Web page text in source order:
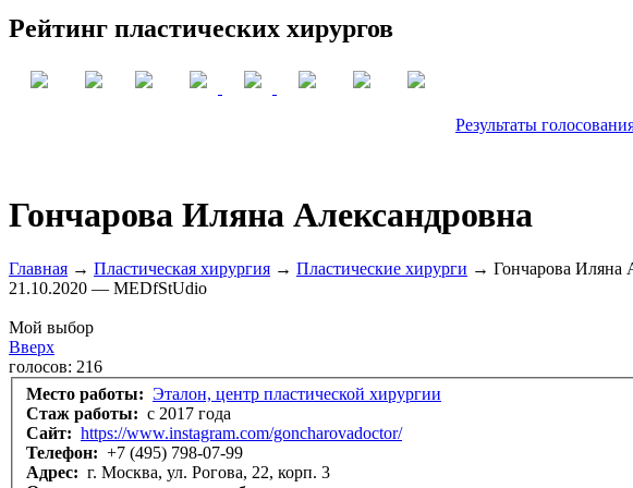
Рейтинг пластических хирургов
Результаты
Гончарова Иляна Александровна
Главная → Пластическая хирургия → Пластические хирурги → Гончарова Иляна
21.10.2020 — MEDfStUdio
Мой выбор
Вверх
голосов: 216
Место работы: Эталон, центр пластической хирургии
Стаж работы: с 2017 года
Сайт: https://www.instagram.com/goncharovadoctor/
Телефон: +7 (495) 798-07-99
Адрес: г. Москва, ул. Рогова, 22, корп. 3